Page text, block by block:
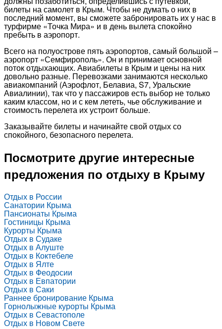
билеты на самолет в Крым. Чтобы не думать о них в
последний момент, вы сможете забронировать их у нас в
турфирме «Точка Мира» и в день вылета спокойно
пребыть в аэропорт.
Всего на полуострове пять аэропортов, самый большой –
аэропорт «Семфирополь». Он и принимает основной
поток отдыхающих. Авиабилеты в Крым и цены на них
довольно разные. Перевозками занимаются несколько
авиакомпаний (Аэрофлот, Белавиа, S7, Уральские
Авиалинии), так что у пассажиров есть выбор не только
каким классом, но и с кем лететь, чье обслуживание и
стоимость перелета их устроит больше.
Заказывайте билеты и начинайте свой отдых со
спокойного, безопасного перелета.
Посмотрите другие интересные
предложения по отдыху в Крыму
Отдых в России
Санатории Крыма
Пансионаты Крыма
Гостиницы Крыма
Курорты Крыма
Отдых в Судаке
Отдых в Алуште
Отдых в Коктебеле
Отдых в Ялте
Отдых в Феодосии
Отдых в Евпатории
Отдых в Саки
Раннее бронирование Крыма
Горнолыжные курорты Крыма
Отдых в Севастополе
Отдых в Новом Свете